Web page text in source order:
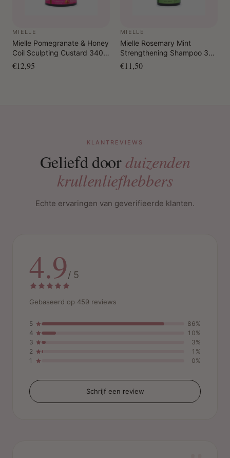
MIELLE
Mielle Pomegranate & Honey
Coil Sculpting Custard 340
gr.
€12,95
MIELLE
Mielle Rosemary Mint
Strengthening Shampoo 355
ml
€11,50
KLANTREVIEWS
Geliefd doorduizenden
krullenliefhebbers
Echte ervaringen van geverifieerde klanten.
4.9/ 5
Gebaseerd op 459 reviews
5
86%
4
10%
3
3%
2
1%
1
0%
Schrijf een review